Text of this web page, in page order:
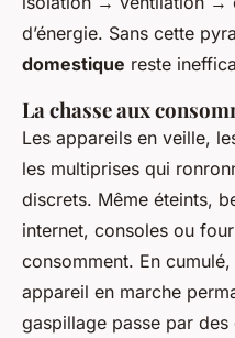
d’énergie. Sans cette
domestique reste
La chasse aux
Les appareils en veille,
les multiprises qui
discrets. Même éteints,
internet, consoles ou
consomment. En cumulé,
appareil en marche
gaspillage passe par des